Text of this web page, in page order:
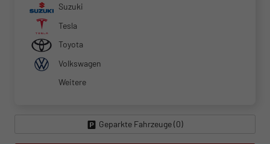
Suzuki
Tesla
Toyota
Volkswagen
Weitere
Geparkte Fahrzeuge (0)